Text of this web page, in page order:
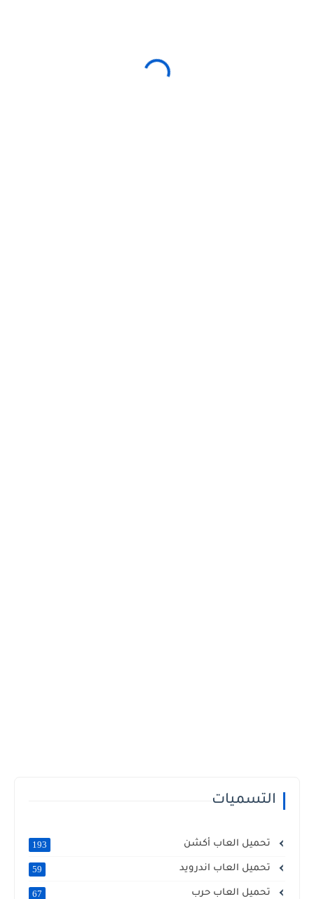
التسميات
تحميل العاب أكشن 193
تحميل العاب اندرويد 59
تحميل العاب حرب 67